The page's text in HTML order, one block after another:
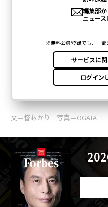
文＝督あかり 写真＝OGATA